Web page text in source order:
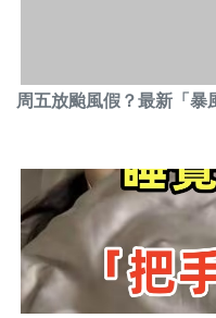
周五放颱風假？最新「